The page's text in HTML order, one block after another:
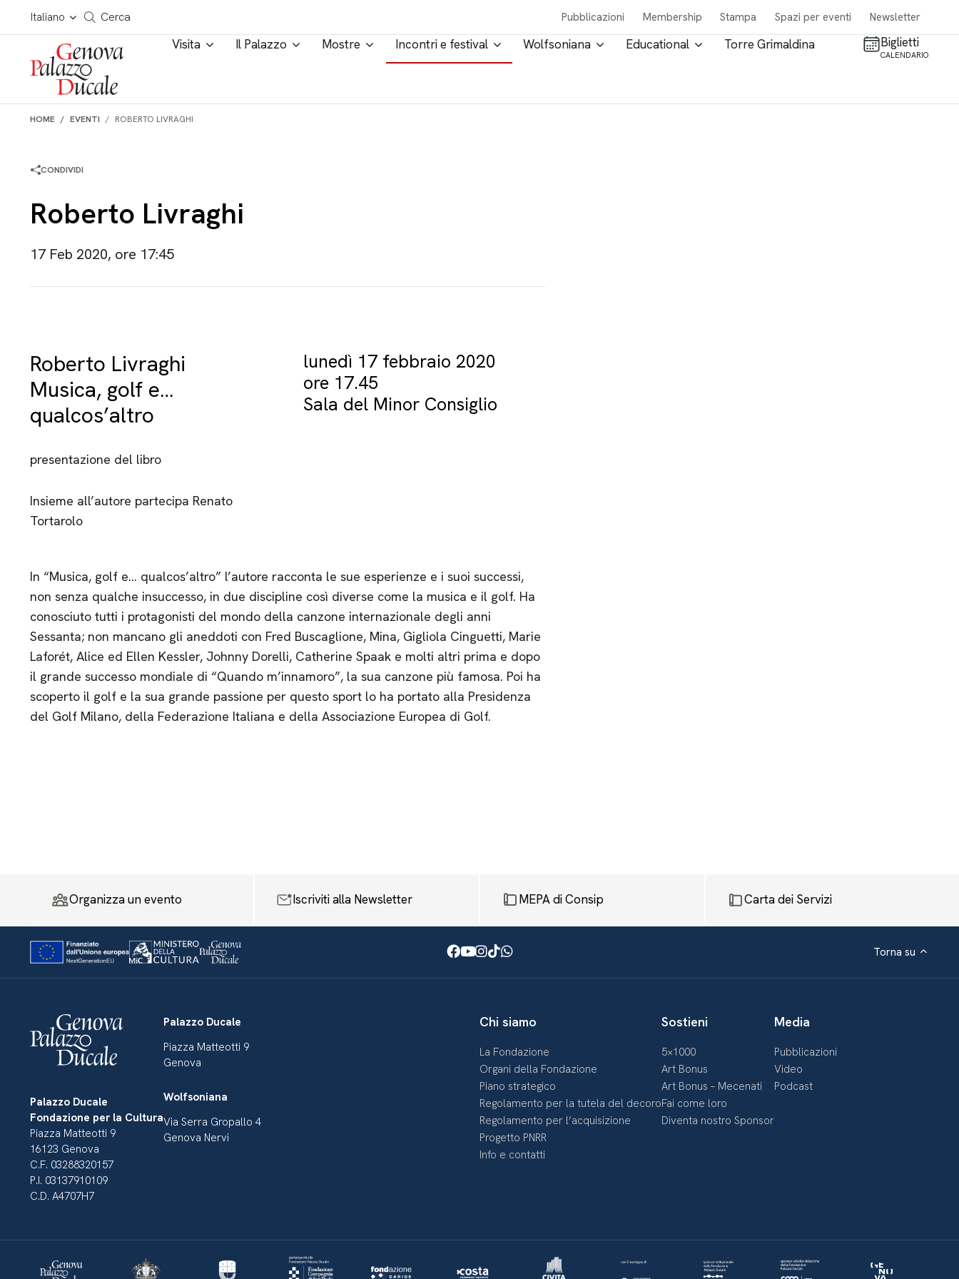
Salta al contenuto
Italiano
Cerca in tutto il sito
Cerca Pubblicazioni Membership Stampa Spazi per eventi Newsletter
Visita Il Palazzo Mostre Incontri e festival Wolfsoniana Educational Torre Grimaldina Biglietti
CALENDARIO
HOME EVENTI ROBERTO LIVRAGHI
CONDIVIDI
Roberto Livraghi
17 Feb 2020, ore 17:45
Roberto Livraghi
Musica, golf e…
qualcos’altro
presentazione del libro
Insieme all’autore partecipa Renato
Tortarolo
lunedì 17 febbraio 2020
ore 17.45
Sala del Minor Consiglio
In “Musica, golf e… qualcos’altro” l’autore racconta le sue esperienze e i suoi successi,
non senza qualche insuccesso, in due discipline così diverse come la musica e il golf. Ha
conosciuto tutti i protagonisti del mondo della canzone internazionale degli anni
Sessanta; non mancano gli aneddoti con Fred Buscaglione, Mina, Gigliola Cinguetti, Marie
Laforét, Alice ed Ellen Kessler, Johnny Dorelli, Catherine Spaak e molti altri prima e dopo
il grande successo mondiale di “Quando m’innamoro”, la sua canzone più famosa. Poi ha
scoperto il golf e la sua grande passione per questo sport lo ha portato alla Presidenza
del Golf Milano, della Federazione Italiana e della Associazione Europea di Golf.
Organizza un evento Iscriviti alla Newsletter MEPA di Consip Carta dei Servizi
Facebook
Youtube
Instagram
TikTok
WhatsApp Torna su
Palazzo Ducale
Fondazione per la Cultura
Piazza Matteotti 9
16123 Genova
C.F. 03288320157
P.I. 03137910109
C.D. A4707H7
Palazzo Ducale
Piazza Matteotti 9
Genova
Wolfsoniana
Via Serra Gropallo 4
Genova Nervi
Chi siamo
La Fondazione
Organi della Fondazione
Piano strategico
Regolamento per la tutela del decoro
Regolamento per l’acquisizione
Progetto PNRR
Info e contatti
Sostieni
5×1000
Art Bonus
Art Bonus – Mecenati
Fai come loro
Diventa nostro Sponsor
Media
Pubblicazioni
Video
Podcast